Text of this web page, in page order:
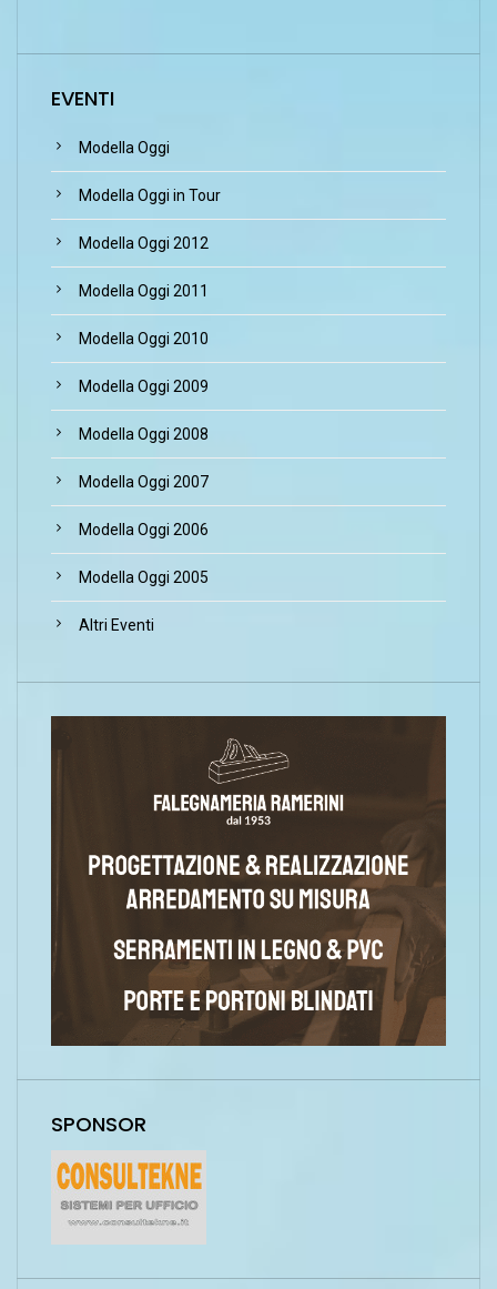
EVENTI
Modella Oggi
Modella Oggi in Tour
Modella Oggi 2012
Modella Oggi 2011
Modella Oggi 2010
Modella Oggi 2009
Modella Oggi 2008
Modella Oggi 2007
Modella Oggi 2006
Modella Oggi 2005
Altri Eventi
SPONSOR